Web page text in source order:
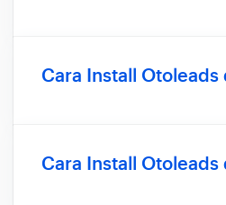
Cara Install Otoleads
Cara Install